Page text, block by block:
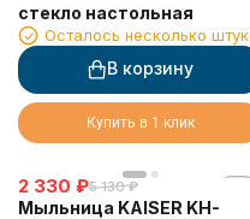
стекло настольная
Осталось несколько штук
В корзину
Купить в 1 клик
2 330 ₽5 130 ₽
Мыльница KAISER KH-